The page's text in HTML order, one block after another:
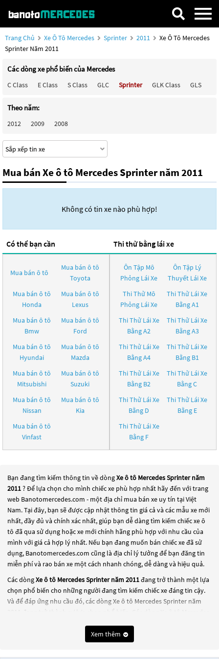
Trang Chủ Xe Ô Tô Mercedes Sprinter 2011
Xe Ô Tô Mercedes
Sprinter Năm 2011
Các dòng xe phổ biến của Mercedes
C Class E Class S Class GLC Sprinter GLK Class GLS
Theo năm:
2012 2009 2008
Mua bán Xe ô tô Mercedes Sprinter năm 2011
Không có tin xe nào phù hợp!
Có thể bạn cần
Mua bán ô tô
Mua bán ô tô
Toyota
Mua bán ô tô
Honda
Mua bán ô tô
Lexus
Mua bán ô tô
Bmw
Mua bán ô tô
Ford
Mua bán ô tô
Hyundai
Mua bán ô tô
Mazda
Mua bán ô tô
Mitsubishi
Mua bán ô tô
Suzuki
Mua bán ô tô
Nissan
Mua bán ô tô
Kia
Mua bán ô tô
Vinfast
Thi thử bằng lái xe
Ôn Tập Mô
Phỏng Lái Xe
Ôn Tập Lý
Thuyết Lái Xe
Thi Thử Mô
Phỏng Lái Xe
Thi Thử Lái Xe
Bằng A1
Thi Thử Lái Xe
Bằng A2
Thi Thử Lái Xe
Bằng A3
Thi Thử Lái Xe
Bằng A4
Thi Thử Lái Xe
Bằng B1
Thi Thử Lái Xe
Bằng B2
Thi Thử Lái Xe
Bằng C
Thi Thử Lái Xe
Bằng D
Thi Thử Lái Xe
Bằng E
Thi Thử Lái Xe
Bằng F
Bạn đang tìm kiếm thông tin về dòngXe ô tô Mercedes Sprinter năm
2011? Để lựa chọn cho mình chiếc xe phù hợp nhất hãy đến với trang
web Banotomercedes.com - một địa chỉ mua bán xe uy tín tại Việt
Nam. Tại đây, bạn sẽ được cập nhật thông tin giá cả và các mẫu xe mới
nhất, đầy đủ và chính xác nhất, giúp bạn dễ dàng tìm kiếm chiếc xe ô
tô đã qua sử dụng hoặc xe mới chính hãng phù hợp với nhu cầu của
mình với giá cả hợp lý nhất. Nếu bạn đang muốn bán chiếc xe đã sử
dụng, Banotomercedes.com cũng là địa chỉ lý tưởng để bạn đăng tin
miễn phí và rao bán xe một cách nhanh chóng, dễ dàng và hiệu quả.
Các dòngXe ô tô Mercedes Sprinter năm 2011đang trở thành một lựa
chọn phổ biến cho những người đang tìm kiếm chiếc xe đáng tin cậy.
Và để đáp ứng nhu cầu đó, các dòngXe ô tô Mercedes Sprinter năm
đang trở thành sự lựa chọn phổ biến. Các dòng
cấp, hoặc là các dòng xe mới với thiết kế hiện đại và công nghệ tiên
Xe ô tô Mercedes Sprinter năm 2011
tra và bảo dưỡng kỹ lưỡng để đảm bảo chất lượng và hiệu suất tốt
Xem thêm